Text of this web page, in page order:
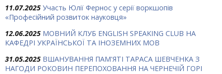
11.07.2025 Участь Юлії Фернос у серії воркшопів
«Професійний розвиток науковця»
12.06.2025 МОВНИЙ КЛУБ ENGLISH SPEAKING CLUB НА
КАФЕДРІ УКРАЇНСЬКОЇ ТА ІНОЗЕМНИХ МОВ
31.05.2025 ВШАНУВАННЯ ПАМ'ЯТІ ТАРАСА ШЕВЧЕНКА З
НАГОДИ РОКОВИН ПЕРЕПОХОВАННЯ НА ЧЕРНЕЧІЙ ГОРІ